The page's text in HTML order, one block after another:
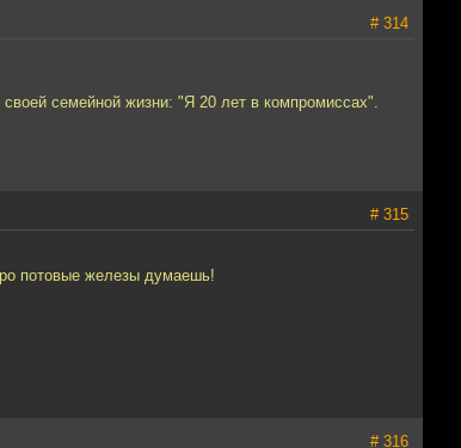
# 314
семейной жизни: "Я 20 лет в компромиссах".
# 315
потовые железы думаешь!
# 316